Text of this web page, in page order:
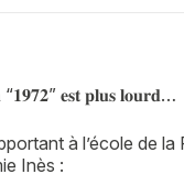
“𝟏𝟗𝟕𝟐” 𝐞𝐬𝐭 𝐩𝐥𝐮𝐬 𝐥𝐨𝐮𝐫𝐝…
à l’école de
Inès :